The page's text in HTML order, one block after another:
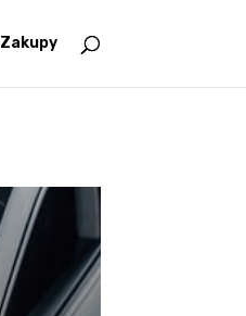
Zakupy